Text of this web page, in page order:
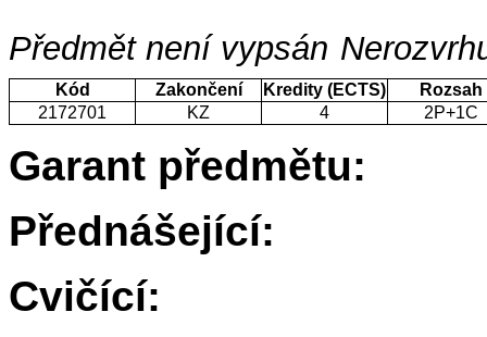
Předmět není vypsán
Kód Zakončení Kredity (ECTS)
Rozsah
2172701
KZ 4 2P+1C
Garant předmětu:
Přednášející:
Cvičící: